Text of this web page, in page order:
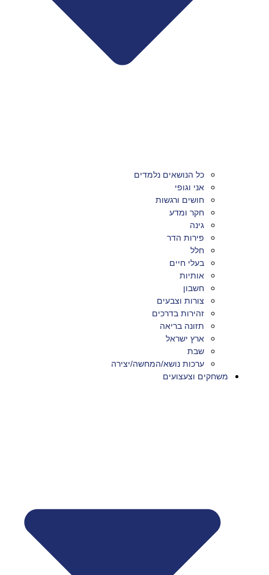
כל הנושאים נלמדים
אני וגופי
חושים ורגשות
חקר ומדע
גינה
פירות הדר
חלל
בעלי חיים
אותיות
חשבון
צורות וצבעים
זהירות בדרכים
תזונה בריאה
ארץ ישראל
שבת
ערכות נושא/המחשה/יצירה
משחקים וצעצועים